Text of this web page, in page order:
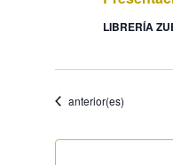
LIBRERÍA
Eventos
anterior(es)